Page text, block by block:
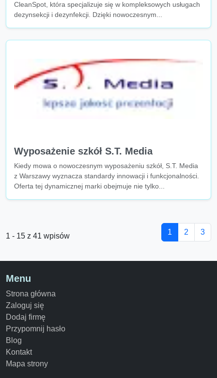
CleanSpot, która specjalizuje się w kompleksowych usługach
dezynsekcji i dezynfekcji. Dzięki nowoczesnym...
Wyposażenie szkół S.T. Media
Kiedy mowa o nowoczesnym wyposażeniu szkół, S.T. Media
z Warszawy wyznacza standardy innowacji i funkcjonalności.
Oferta tej dynamicznej marki obejmuje nie tylko...
1 - 15 z 41 wpisów 1 2 3
Menu
Strona główna
Zaloguj się
Dodaj firmę
Przypomnij hasło
Blog
Kontakt
Mapa strony